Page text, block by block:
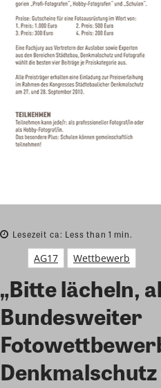
Lesezeit ca: Less than 1 min.
AG17 Wettbewerb
„Bitte lächeln,
Bundesweiter